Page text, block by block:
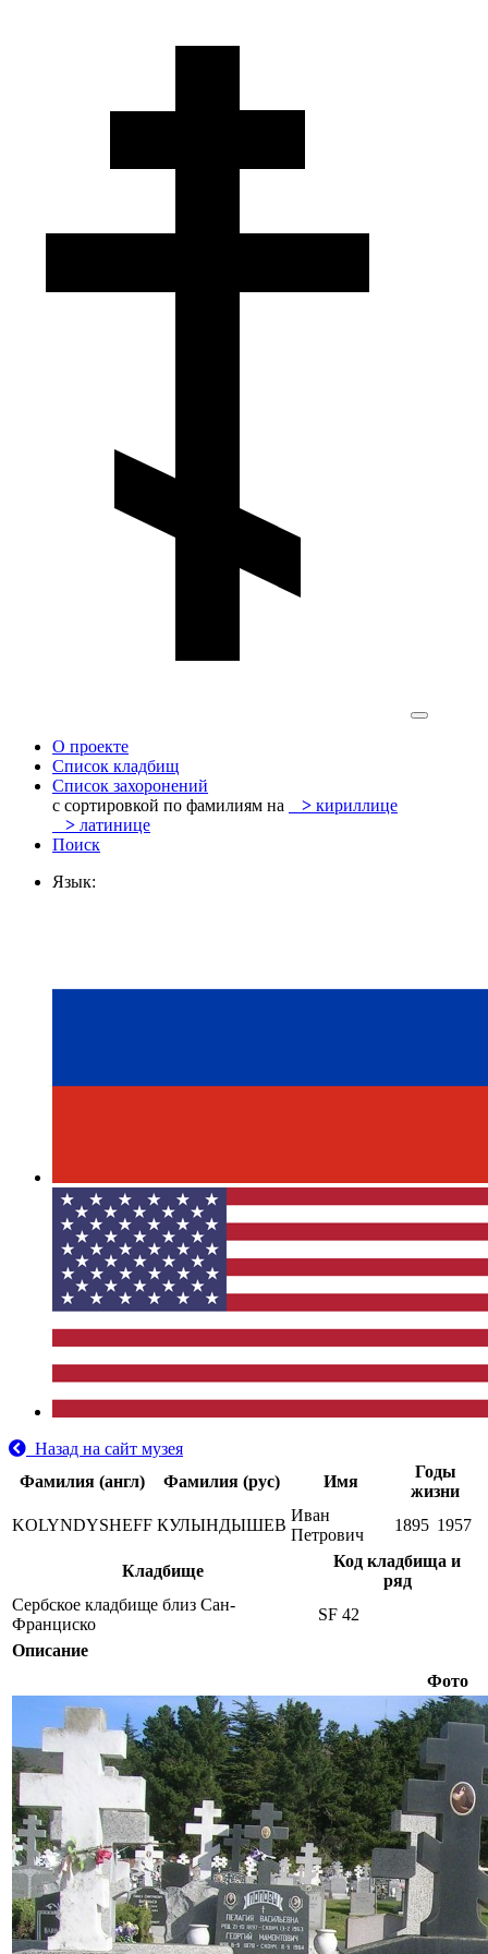
О проекте
Список кладбищ
Список захоронений
с сортировкой по фамилиям на
> кириллице
> латинице
Поиск
Язык:
Назад на сайт музея
Фамилия (англ)
Фамилия (рус) Имя
Годы
жизни
KOLYNDYSHEFF КУЛЫНДЫШЕВ
Иван
Петрович
1895 1957
Кладбище
Код кладбища и
ряд
Сербское кладбище близ Сан-
Франциско
SF 42
Описание
Фото